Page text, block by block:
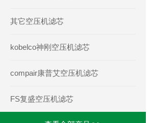
其它空压机滤芯
kobelco神刚空压机滤芯
compair康普艾空压机滤芯
FS复盛空压机滤芯